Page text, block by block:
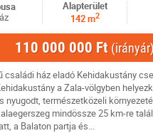
Alapterület
142 m2
110 000 000 Ft
családi ház eladó Kehidakustány
a Zala-völgyben
nyugodt, természetközeli
mindössze 25 km-re
a Balaton partja és...